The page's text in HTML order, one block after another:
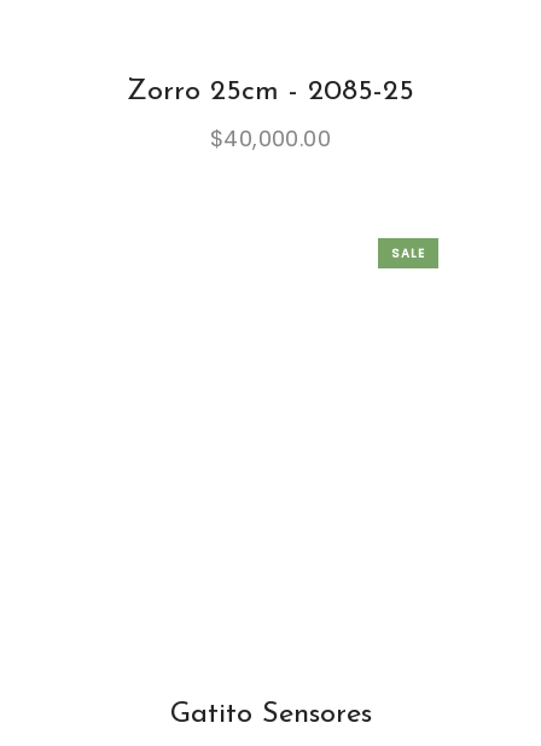
Zorro 25cm - 2085-25
$40,000.00
SALE
Gatito Sensores